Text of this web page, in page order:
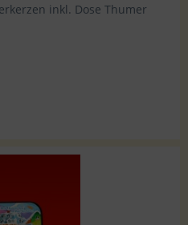
inkl. Dose Thumer